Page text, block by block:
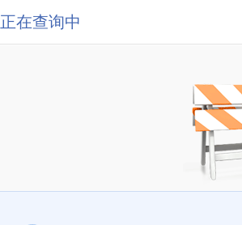
正在查询中